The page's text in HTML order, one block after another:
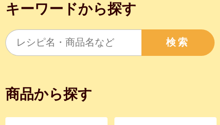
キーワードから探す
検索
商品から探す